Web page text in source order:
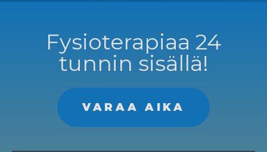
Fysioterapiaa 24
tunnin sisällä!
VARAA AIKA